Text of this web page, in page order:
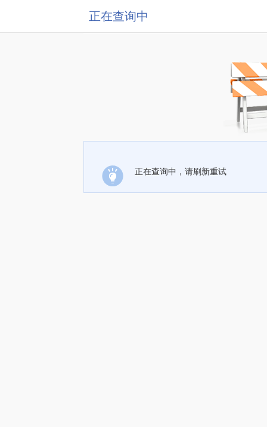
正在查询中
正在查询中，请刷新重试